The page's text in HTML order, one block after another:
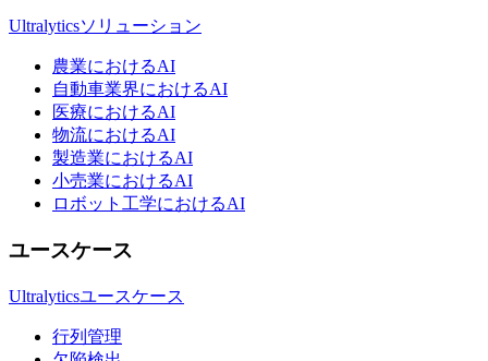
Ultralyticsソリューション
農業におけるAI
自動車業界におけるAI
医療におけるAI
物流におけるAI
製造業におけるAI
小売業におけるAI
ロボット工学におけるAI
ユースケース
Ultralyticsユースケース
行列管理